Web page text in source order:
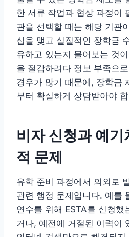
한 서류 작업과 협상 과정이
관을 선택할 때는 해당 기관
십을 맺고 실질적인 장학금
유하고 있는지 물어보는 것
을 절감하려다 정보 부족으
경우가 많기 때문에, 장학금
부터 확실하게 상담받아야
비자 신청과 예기
적 문제
유학 준비 과정에서 의외로
관련 행정 문제입니다. 예를
연수를 위해 ESTA를 신청했
거나, 예전에 거절된 이력이